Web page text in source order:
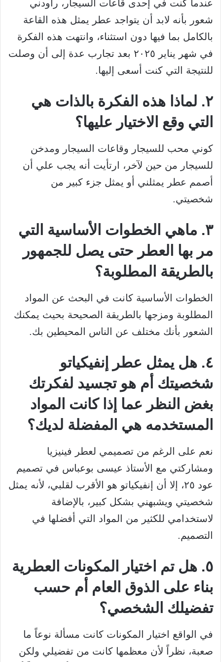
عندما كنت في إحدى قاعات السيجار، راودني
شعور بأنه لابد أن يتواجد عطر يمثل هذه القاعة
بالكامل بما فيها دون استثناء، وانتهت هذه الفكرة
في شهر يناير ٢٠٢٥ بعد تجارب عدة إلى أن وصلت
للنتيجة التي كنت أسعى إليها.
٢. لماذا هذه الفكرة بالذات هي
التي وقع الاختيار عليها؟
كوني محب للسيجار وقاعات السيجار ومدخن
للسيجار من حين لآخر، ارتأيت أنه يجب علي أن
أصمم عطر يمثلني أو يمثل جزء كبير من
شخصيتي.
٣. ماهي الخطوات الأساسية التي
مر بها العطر حتى يصل للجمهور
بالطريقة المطلوبة؟
الخطوات الأساسية كانت في البحث عن المواد
المطلوبة ومزجها بالطريقة الصحيحة بحيث يمكنك
الشعور بأنك مختلف عن الناس المحيطين بك.
٤. هل يمثل عطر إنفيكياتو
شخصيتك أم هو تجسيد لفكرتك
بغض النظر عما إذا كانت المواد
المستخدمه هي المفضلة لديك؟
نعم على الرغم من تصميمي لعطر فينيزيا
ومشاركتي مع الأستاذ عيسى بوعباس في تصميم
عود ٢٥، إلا أن إنفيكياتو هو الأقرب لقلبي، لأنه يمثل
شخصيتي ويشبهني بشكل كبير، بالإضافة
لاستخدامي للكثير من المواد التي أفضلها في
التصميم.
٥. هل تم اختيار المكونات العطرية
بناء على الذوق العام أم حسب
تفضيلك الشخصي؟
في الواقع اختيار المكونات كانت مسألة نوعاً ما
صعبة، نظراً لأن معظمها كانت من تفضيلي ولكن